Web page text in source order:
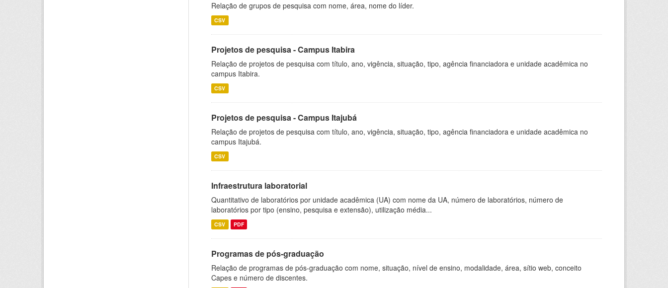
Relação de grupos de pesquisa com nome, área, nome do líder.
CSV
Projetos de pesquisa - Campus Itabira
Relação de projetos de pesquisa com título, ano, vigência, situação, tipo, agência financiadora e unidade acadêmica no
campus Itabira.
CSV
Projetos de pesquisa - Campus Itajubá
Relação de projetos de pesquisa com título, ano, vigência, situação, tipo, agência financiadora e unidade acadêmica no
campus Itajubá.
CSV
Infraestrutura laboratorial
Quantitativo de laboratórios por unidade acadêmica (UA) com nome da UA, número de laboratórios, número de
laboratórios por tipo (ensino, pesquisa e extensão), utilização média...
CSV PDF
Programas de pós-graduação
Relação de programas de pós-graduação com nome, situação, nível de ensino, modalidade, área, sítio web, conceito
Capes e número de discentes.